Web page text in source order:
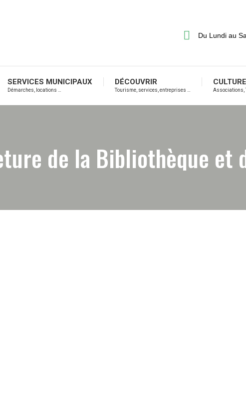
Du Lundi au
SERVICES MUNICIPAUX
Démarches, locations …
DÉCOUVRIR
Tourisme, services, entreprises … Associations,
de la Bibliothèque et